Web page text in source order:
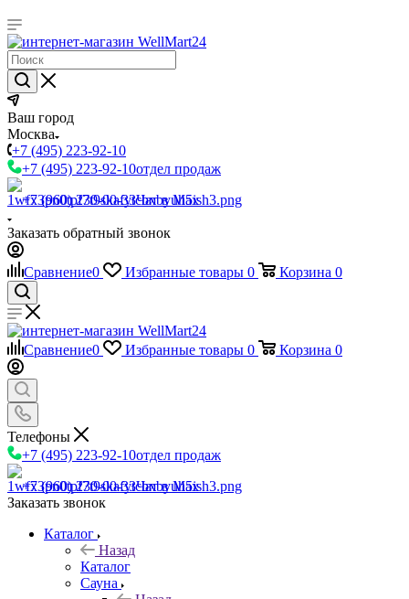
Ваш город
Москва
+7 (495) 223-92-10
+7 (495) 223-92-10отдел продаж
+7 (960) 230-00-33Чат в Max
Заказать обратный звонок
Сравнение0 Избранные товары 0 Корзина 0
Сравнение0 Избранные товары 0 Корзина 0
Телефоны
+7 (495) 223-92-10отдел продаж
+7 (960) 230-00-33Чат в Max
Заказать звонок
Каталог
Назад
Каталог
Сауна